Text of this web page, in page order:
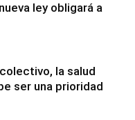
ley obligará a
la salud
ser una prioridad